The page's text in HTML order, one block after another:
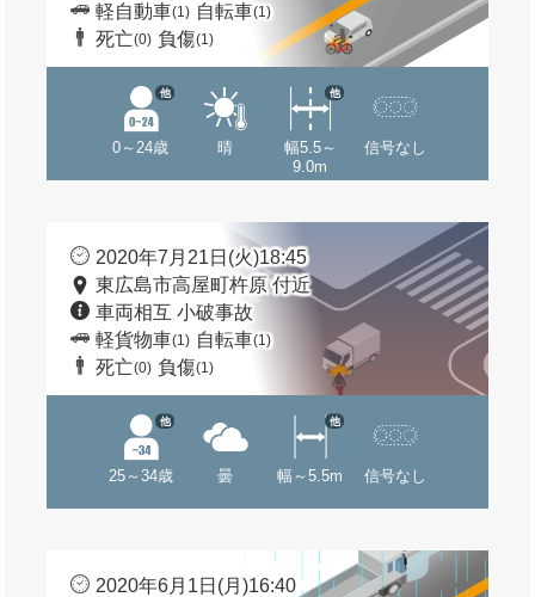
軽自動車(1) 自転車(1)
死亡(0) 負傷(1)
0～24歳
他
晴
幅5.5～
9.0m
他
信号なし
2020年7月21日(火)18:45
東広島市高屋町杵原 付近
車両相互 小破事故
軽貨物車(1) 自転車(1)
死亡(0) 負傷(1)
25～34歳
他
曇 幅～5.5m
他
信号なし
2020年6月1日(月)16:40